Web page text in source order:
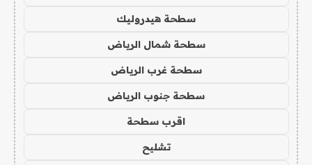
سطحة هيدروليك
سطحة شمال الرياض
سطحة غرب الرياض
سطحة جنوب الرياض
اقرب سطحة
تشليح